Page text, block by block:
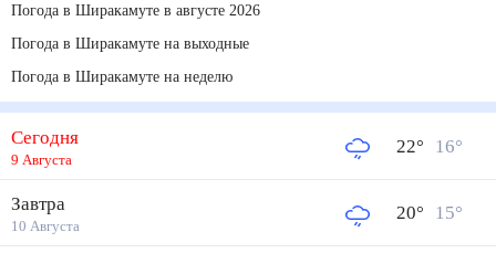
Погода в Ширакамуте в августе 2026
Погода в Ширакамуте на выходные
Погода в Ширакамуте на неделю
Сегодня
9 Августа
22° 16°
Завтра
10 Августа
20° 15°